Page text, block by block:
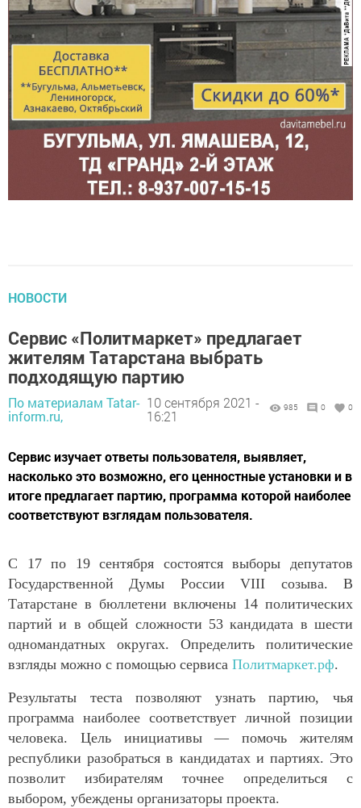
НОВОСТИ
Сервис «Политмаркет» предлагает
жителям Татарстана выбрать
подходящую партию
По материалам Tatar-
inform.ru,
10 сентября 2021 -
16:21
985 0 0
Сервис изучает ответы пользователя, выявляет,
насколько это возможно, его ценностные установки и в
итоге предлагает партию, программа которой наиболее
соответствуют взглядам пользователя.
С 17 по 19 сентября состоятся выборы депутатов
Государственной Думы России VIII созыва. В
Татарстане в бюллетени включены 14 политических
партий и в общей сложности 53 кандидата в шести
одномандатных округах. Определить политические
взгляды можно с помощью сервиса Политмаркет.рф.
Результаты теста позволяют узнать партию, чья
программа наиболее соответствует личной позиции
человека. Цель инициативы — помочь жителям
республики разобраться в кандидатах и партиях. Это
позволит избирателям точнее определиться с
выбором, убеждены организаторы проекта.